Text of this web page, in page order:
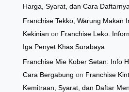
Harga, Syarat, dan Cara Daftarnya
Franchise Tekko, Warung Makan
Kekinian on Franchise Leko:
Iga Penyet Khas Surabaya
Franchise Mie Kober Setan: Info
Cara Bergabung on Franchise
Kemitraan, Syarat, dan Daftar